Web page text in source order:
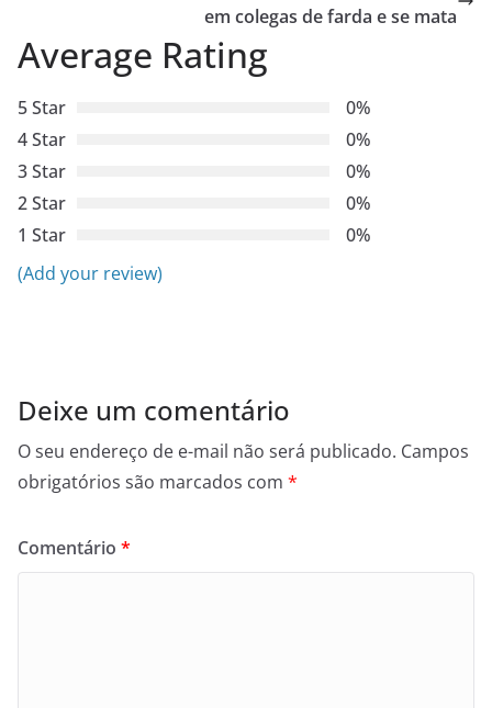
em colegas de farda e se mata
Average Rating
5 Star
0%
4 Star
0%
3 Star
0%
2 Star
0%
1 Star
0%
(Add your review)
Deixe um comentário
O seu endereço de e-mail não será publicado. Campos
obrigatórios são marcados com *
Comentário *